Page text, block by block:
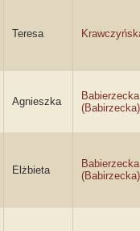
Teresa
Agnieszka
Babierzecka
(Babirzecka)
Elżbieta
Babierzecka
(Babirzecka)